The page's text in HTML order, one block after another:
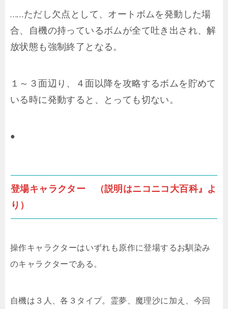
……ただし欠点として、オートボムを発動した場
合、自機の持っているボムが全て吐き出され、解
放状態も強制終了となる。
１～３面辺り、４面以降を攻略するボムを貯めて
いる時に発動すると、とっても切ない。
●
登場キャラクター （説明はニコニコ大百科』よ
り）
操作キャラクターはいずれも原作に登場するお馴染み
のキャラクターである。
自機は３人、各３タイプ。霊夢、魔理沙に加え、今回